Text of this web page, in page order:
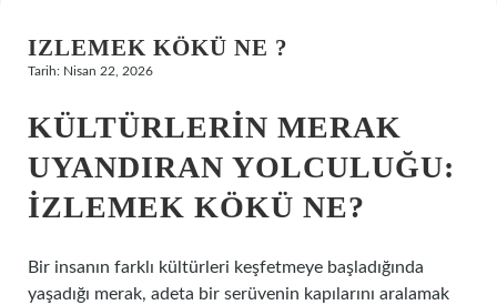
Hakkımızda
IZLEMEK KÖKÜ NE ?
Tarih: Nisan 22, 2026
KÜLTÜRLERIN MERAK
UYANDIRAN YOLCULUĞU:
İZLEMEK KÖKÜ NE?
Bir insanın farklı kültürleri keşfetmeye başladığında
yaşadığı merak, adeta bir serüvenin kapılarını aralamak